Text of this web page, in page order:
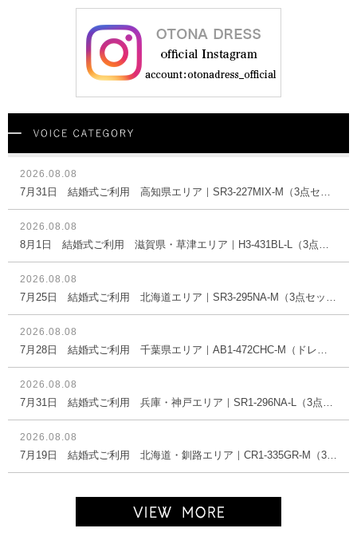
2026.08.08
7月31日 結婚式ご利用 高知県エリア｜SR3-227MIX-M（3点セット(バッグ)）
2026.08.08
8月1日 結婚式ご利用 滋賀県・草津エリア｜H3-431BL-L（3点セット(バッグ)）
2026.08.08
7月25日 結婚式ご利用 北海道エリア｜SR3-295NA-M（3点セット(バッグ)）
2026.08.08
7月28日 結婚式ご利用 千葉県エリア｜AB1-472CHC-M（ドレス単品）
2026.08.08
7月31日 結婚式ご利用 兵庫・神戸エリア｜SR1-296NA-L（3点セット(バッグ)）
2026.08.08
7月19日 結婚式ご利用 北海道・釧路エリア｜CR1-335GR-M（3点セット(バッグ)）